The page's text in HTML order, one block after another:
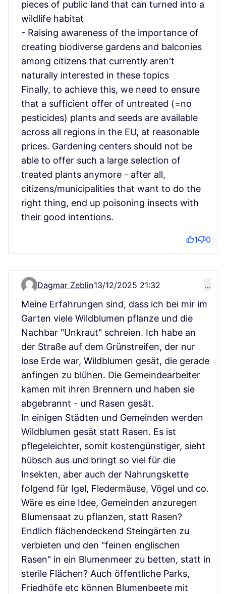
pieces of public land that can turned into a
wildlife habitat
- Raising awareness of the importance of
creating biodiverse gardens and balconies
among citizens that currently aren't
naturally interested in these topics
Finally, to achieve this, we need to ensure
that a sufficient offer of untreated (=no
pesticides) plants and seeds are available
across all regions in the EU, at reasonable
prices. Gardening centers should not be
able to offer such a large selection of
treated plants anymore - after all,
citizens/municipalities that want to do the
right thing, end up poisoning insects with
their good intentions.
1 0
Kommentar 17821
Dagmar Zeblin13/12/2025 21:32 …
Meine Erfahrungen sind, dass ich bei mir im
Garten viele Wildblumen pflanze und die
Nachbar "Unkraut" schreien. Ich habe an
der Straße auf dem Grünstreifen, der nur
lose Erde war, Wildblumen gesät, die gerade
anfingen zu blühen. Die Gemeindearbeiter
kamen mit ihren Brennern und haben sie
abgebrannt - und Rasen gesät.
In einigen Städten und Gemeinden werden
Wildblumen gesät statt Rasen. Es ist
pflegeleichter, somit kostengünstiger, sieht
hübsch aus und bringt so viel für die
Insekten, aber auch der Nahrungskette
folgend für Igel, Fledermäuse, Vögel und co.
Wäre es eine Idee, Gemeinden anzuregen
Blumensaat zu pflanzen, statt Rasen?
Endlich flächendeckend Steingärten zu
verbieten und den "feinen englischen
Rasen" in ein Blumenmeer zu betten, statt in
sterile Flächen? Auch öffentliche Parks,
Friedhöfe etc können Blumenbeete mit